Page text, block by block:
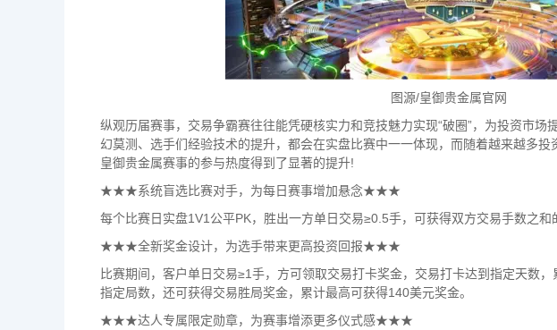
图源/皇御贵金属官网
纵观历届赛事，交易争霸赛往往能凭硬核实力和竞技魅力实现“破圈”，为投资市场
幻莫测、选手们经验技术的提升，都会在实盘比赛中一一体现，而随着越来越多
皇御贵金属赛事的参与热度得到了显著的提升!
★★★系统盲选比赛对手，为每日赛事增加悬念★★★
每个比赛日实盘1V1公平PK，胜出一方单日交易≥0.5手，可获得双方交易手数之
★★★全新奖金设计，为选手带来更高投资回报★★★
比赛期间，客户单日交易≥1手，方可领取交易打卡奖金，交易打卡达到指定天数
指定局数，还可获得交易胜局奖金，累计最高可获得140美元奖金。
★★★达人专属限定勋章，为赛事增添更多仪式感★★★